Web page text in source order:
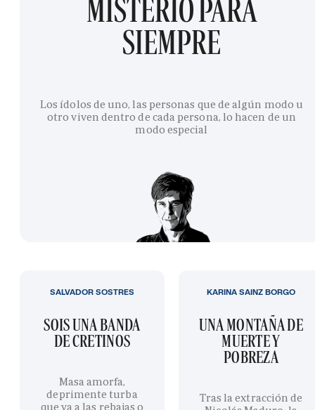
MISTERIO PARA
SIEMPRE
Los ídolos de uno, las personas que de algún modo u
otro viven dentro de cada persona, lo hacen de un
modo especial
SOIS UNA BANDA
DE CRETINOS
Masa amorfa,
deprimente turba
que va a las rebajas o
SALVADOR SOSTRES
UNA MONTAÑA DE
MUERTE Y
POBREZA
Tras la extracción de
KARINA SAINZ BORGO